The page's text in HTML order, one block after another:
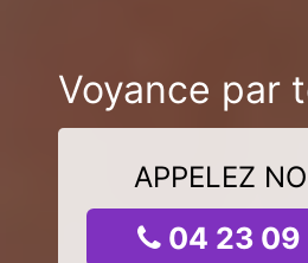
Voyance par
APPELEZ
04 23 09